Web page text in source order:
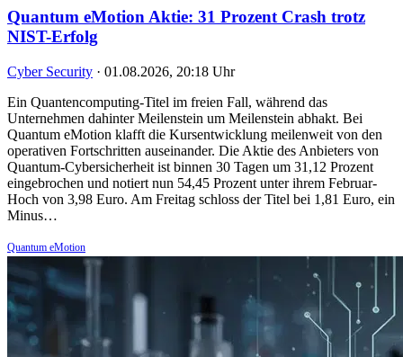
Quantum eMotion Aktie: 31 Prozent Crash trotz
NIST-Erfolg
Cyber Security · 01.08.2026, 20:18 Uhr
Ein Quantencomputing-Titel im freien Fall, während das
Unternehmen dahinter Meilenstein um Meilenstein abhakt. Bei
Quantum eMotion klafft die Kursentwicklung meilenweit von den
operativen Fortschritten auseinander. Die Aktie des Anbieters von
Quantum-Cybersicherheit ist binnen 30 Tagen um 31,12 Prozent
eingebrochen und notiert nun 54,45 Prozent unter ihrem Februar-
Hoch von 3,98 Euro. Am Freitag schloss der Titel bei 1,81 Euro, ein
Minus…
Quantum eMotion